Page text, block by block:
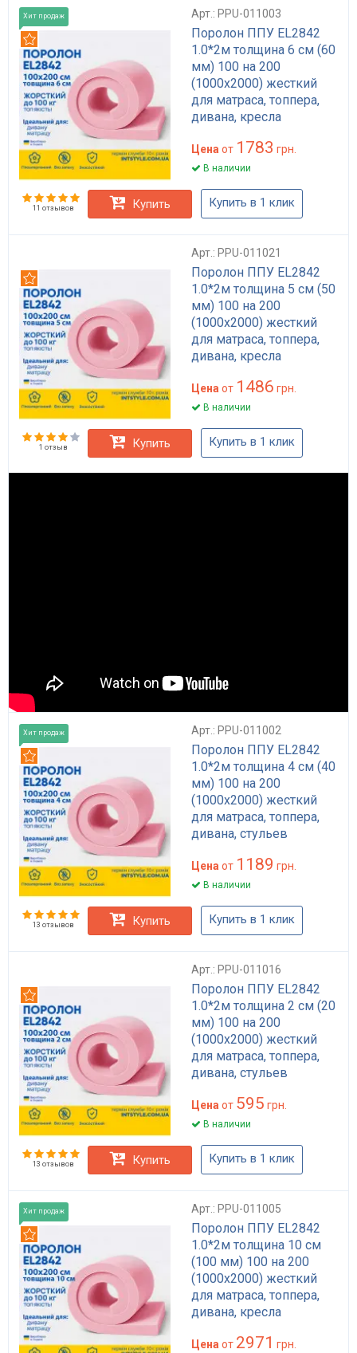
Хит продаж Арт.: PPU-011003
Поролон ППУ EL2842
1.0*2м толщина 6 см (60
мм) 100 на 200
(1000х2000) жесткий
для матраса, топпера,
дивана, кресла
Цена от 1783 грн.
В наличии
11 отзывов Купить Купить в 1 клик
Арт.: PPU-011021
Поролон ППУ EL2842
1.0*2м толщина 5 см (50
мм) 100 на 200
(1000х2000) жесткий
для матраса, топпера,
дивана, кресла
Цена от 1486 грн.
В наличии
1 отзыв Купить Купить в 1 клик
Хит продаж Арт.: PPU-011002
Поролон ППУ EL2842
1.0*2м толщина 4 см (40
мм) 100 на 200
(1000х2000) жесткий
для матраса, топпера,
дивана, стульев
Цена от 1189 грн.
В наличии
13 отзывов Купить Купить в 1 клик
Арт.: PPU-011016
Поролон ППУ EL2842
1.0*2м толщина 2 см (20
мм) 100 на 200
(1000х2000) жесткий
для матраса, топпера,
дивана, стульев
Цена от 595 грн.
В наличии
13 отзывов Купить Купить в 1 клик
Хит продаж Арт.: PPU-011005
Поролон ППУ EL2842
1.0*2м толщина 10 см
(100 мм) 100 на 200
(1000х2000) жесткий
для матраса, топпера,
дивана, кресла
Цена от 2971 грн.